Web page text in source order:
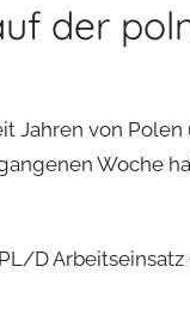
der
Jahren von
Woche
D